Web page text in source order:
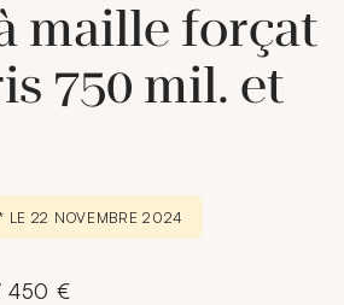
maille forçat
750 mil. et
22 NOVEMBRE 2024
450 €